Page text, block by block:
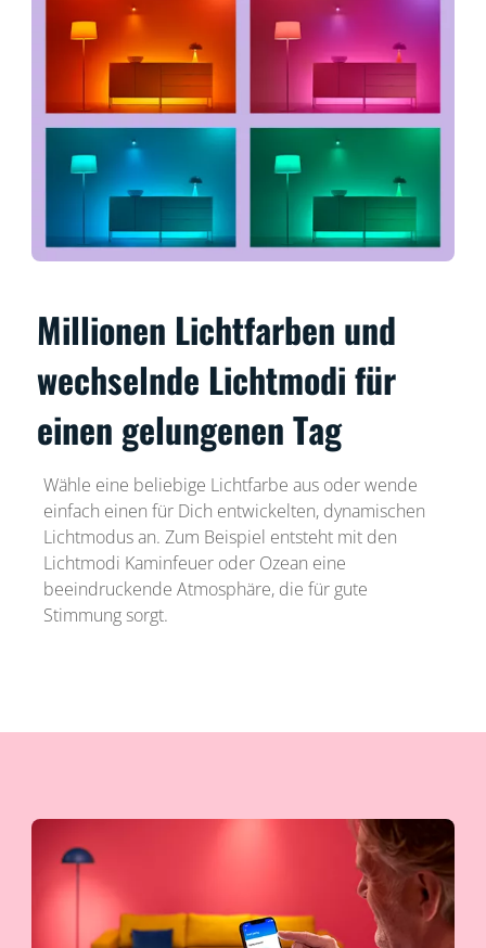
Millionen Lichtfarben und
wechselnde Lichtmodi für
einen gelungenen Tag
Wähle eine beliebige Lichtfarbe aus oder wende
einfach einen für Dich entwickelten, dynamischen
Lichtmodus an. Zum Beispiel entsteht mit den
Lichtmodi Kaminfeuer oder Ozean eine
beeindruckende Atmosphäre, die für gute
Stimmung sorgt.